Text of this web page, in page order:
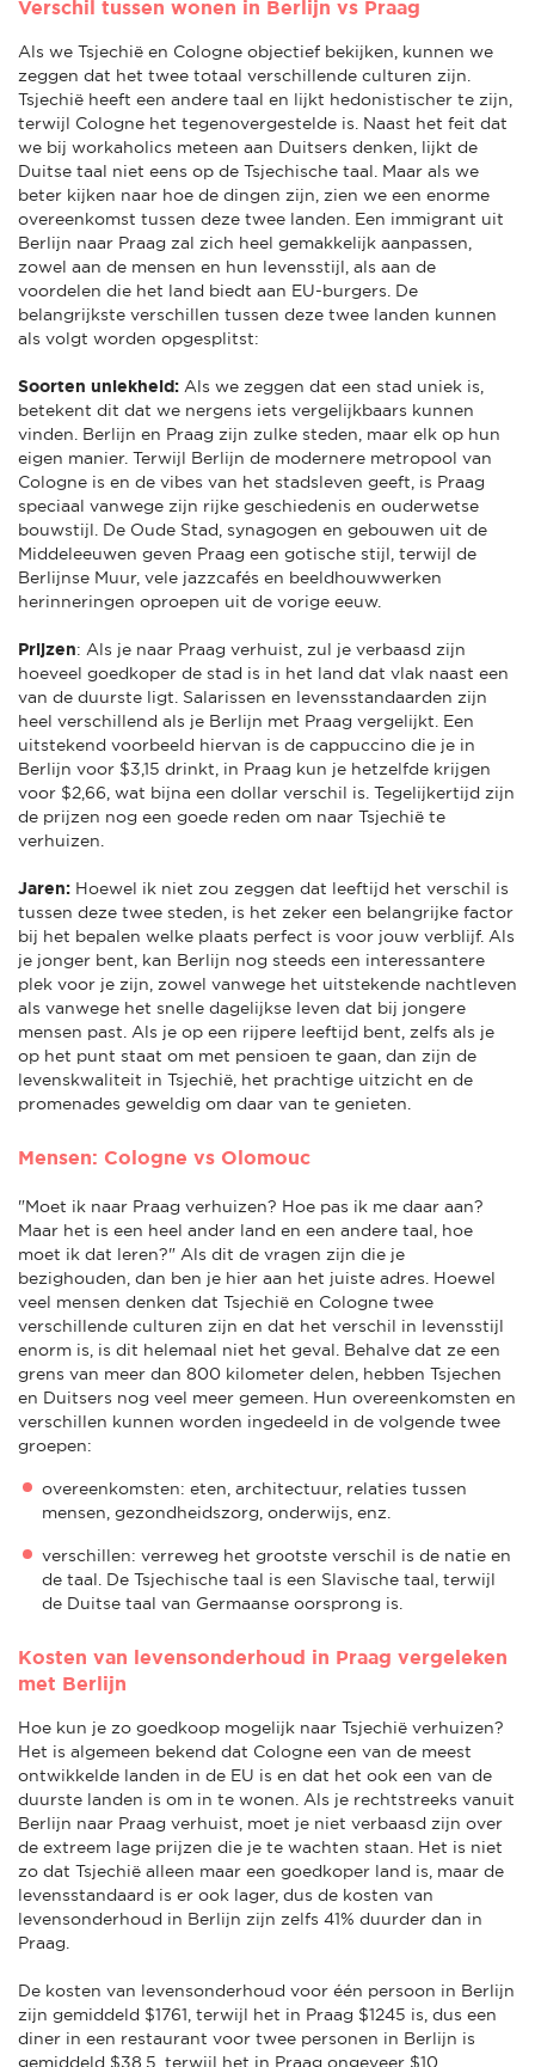
Verschil tussen wonen in Berlijn vs Praag
Als we Tsjechië en Cologne objectief bekijken, kunnen we
zeggen dat het twee totaal verschillende culturen zijn.
Tsjechië heeft een andere taal en lijkt hedonistischer te zijn,
terwijl Cologne het tegenovergestelde is. Naast het feit dat
we bij workaholics meteen aan Duitsers denken, lijkt de
Duitse taal niet eens op de Tsjechische taal. Maar als we
beter kijken naar hoe de dingen zijn, zien we een enorme
overeenkomst tussen deze twee landen. Een immigrant uit
Berlijn naar Praag zal zich heel gemakkelijk aanpassen,
zowel aan de mensen en hun levensstijl, als aan de
voordelen die het land biedt aan EU-burgers. De
belangrijkste verschillen tussen deze twee landen kunnen
als volgt worden opgesplitst:
Soorten uniekheid: Als we zeggen dat een stad uniek is,
betekent dit dat we nergens iets vergelijkbaars kunnen
vinden. Berlijn en Praag zijn zulke steden, maar elk op hun
eigen manier. Terwijl Berlijn de modernere metropool van
Cologne is en de vibes van het stadsleven geeft, is Praag
speciaal vanwege zijn rijke geschiedenis en ouderwetse
bouwstijl. De Oude Stad, synagogen en gebouwen uit de
Middeleeuwen geven Praag een gotische stijl, terwijl de
Berlijnse Muur, vele jazzcafés en beeldhouwwerken
herinneringen oproepen uit de vorige eeuw.
Prijzen: Als je naar Praag verhuist, zul je verbaasd zijn
hoeveel goedkoper de stad is in het land dat vlak naast een
van de duurste ligt. Salarissen en levensstandaarden zijn
heel verschillend als je Berlijn met Praag vergelijkt. Een
uitstekend voorbeeld hiervan is de cappuccino die je in
Berlijn voor $3,15 drinkt, in Praag kun je hetzelfde krijgen
voor $2,66, wat bijna een dollar verschil is. Tegelijkertijd zijn
de prijzen nog een goede reden om naar Tsjechië te
verhuizen.
Jaren: Hoewel ik niet zou zeggen dat leeftijd het verschil is
tussen deze twee steden, is het zeker een belangrijke factor
bij het bepalen welke plaats perfect is voor jouw verblijf. Als
je jonger bent, kan Berlijn nog steeds een interessantere
plek voor je zijn, zowel vanwege het uitstekende nachtleven
als vanwege het snelle dagelijkse leven dat bij jongere
mensen past. Als je op een rijpere leeftijd bent, zelfs als je
op het punt staat om met pensioen te gaan, dan zijn de
levenskwaliteit in Tsjechië, het prachtige uitzicht en de
promenades geweldig om daar van te genieten.
Mensen: Cologne vs Olomouc
"Moet ik naar Praag verhuizen? Hoe pas ik me daar aan?
Maar het is een heel ander land en een andere taal, hoe
moet ik dat leren?" Als dit de vragen zijn die je
bezighouden, dan ben je hier aan het juiste adres. Hoewel
veel mensen denken dat Tsjechië en Cologne twee
verschillende culturen zijn en dat het verschil in levensstijl
enorm is, is dit helemaal niet het geval. Behalve dat ze een
grens van meer dan 800 kilometer delen, hebben Tsjechen
en Duitsers nog veel meer gemeen. Hun overeenkomsten en
verschillen kunnen worden ingedeeld in de volgende twee
groepen:
overeenkomsten: eten, architectuur, relaties tussen
mensen, gezondheidszorg, onderwijs, enz.
verschillen: verreweg het grootste verschil is de natie en
de taal. De Tsjechische taal is een Slavische taal, terwijl
de Duitse taal van Germaanse oorsprong is.
Kosten van levensonderhoud in Praag vergeleken
met Berlijn
Hoe kun je zo goedkoop mogelijk naar Tsjechië verhuizen?
Het is algemeen bekend dat Cologne een van de meest
ontwikkelde landen in de EU is en dat het ook een van de
duurste landen is om in te wonen. Als je rechtstreeks vanuit
Berlijn naar Praag verhuist, moet je niet verbaasd zijn over
de extreem lage prijzen die je te wachten staan. Het is niet
zo dat Tsjechië alleen maar een goedkoper land is, maar de
levensstandaard is er ook lager, dus de kosten van
levensonderhoud in Berlijn zijn zelfs 41% duurder dan in
Praag.
De kosten van levensonderhoud voor één persoon in Berlijn
zijn gemiddeld $1761, terwijl het in Praag $1245 is, dus een
diner in een restaurant voor twee personen in Berlijn is
gemiddeld $38,5, terwijl het in Praag ongeveer $10